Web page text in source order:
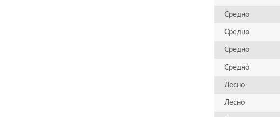
Средно
Средно
Средно
Средно
Лесно
Лесно